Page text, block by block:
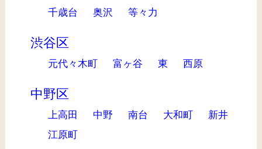
千歳台 奥沢 等々力
渋谷区
元代々木町 富ヶ谷 東 西原
中野区
上高田 中野 南台 大和町
新井
江原町